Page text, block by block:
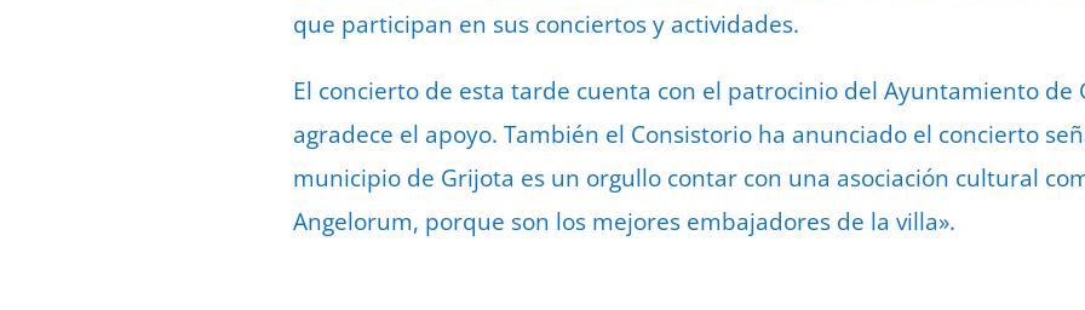
que participan en sus conciertos y actividades.
El concierto de esta tarde cuenta con el patrocinio del Ayuntamiento de
agradece el apoyo. También el Consistorio ha anunciado el concierto
municipio de Grijota es un orgullo contar con una asociación cultural
Angelorum, porque son los mejores embajadores de la villa».